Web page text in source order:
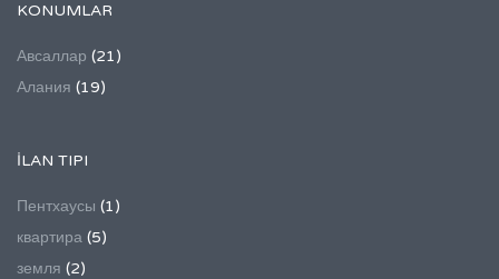
KONUMLAR
Авсаллар (21)
Алания (19)
İLAN TIPI
Пентхаусы (1)
квартира (5)
земля (2)